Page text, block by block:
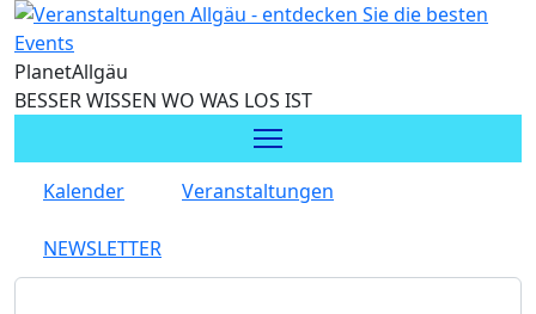
Direkt zum Inhalt
PlanetAllgäu
BESSER WISSEN WO WAS LOS IST
Kalender Veranstaltungen
NEWSLETTER